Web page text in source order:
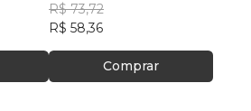
R$ 73,72
R$ 58,36
Comprar